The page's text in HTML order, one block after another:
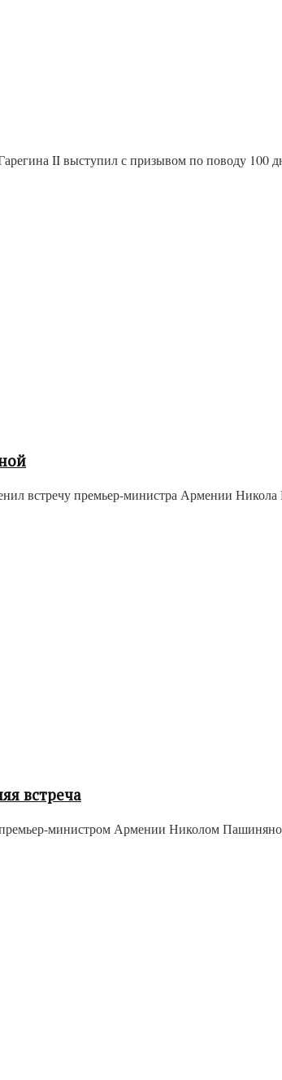
II выступил с призывом по поводу 100
встречу премьер-министра Армении
встреча
премьер-министром Армении Николом